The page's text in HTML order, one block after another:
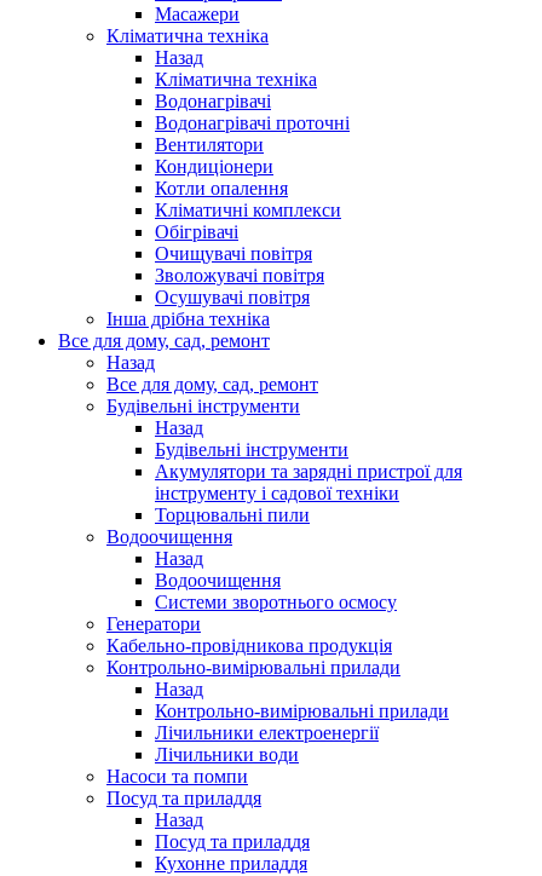
Масажери
Кліматична техніка
Назад
Кліматична техніка
Водонагрівачі
Водонагрівачі проточні
Вентилятори
Кондиціонери
Котли опалення
Кліматичні комплекси
Обігрівачі
Очищувачі повітря
Зволожувачі повітря
Осушувачі повітря
Інша дрібна техніка
Все для дому, сад, ремонт
Назад
Все для дому, сад, ремонт
Будівельні інструменти
Назад
Будівельні інструменти
Акумулятори та зарядні пристрої для
інструменту і садової техніки
Торцювальні пили
Водоочищення
Назад
Водоочищення
Системи зворотнього осмосу
Генератори
Кабельно-провідникова продукція
Контрольно-вимірювальні прилади
Назад
Контрольно-вимірювальні прилади
Лічильники електроенергії
Лічильники води
Насоси та помпи
Посуд та приладдя
Назад
Посуд та приладдя
Кухонне приладдя